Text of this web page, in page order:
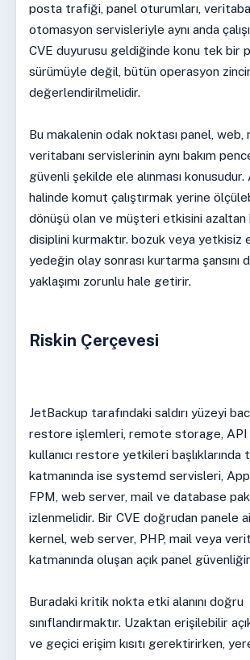
posta trafiği, panel oturumları,
otomasyon servisleriyle aynı anda
CVE duyurusu geldiğinde konu tek bir
sürümüyle değil, bütün operasyon
değerlendirilmelidir.
Bu makalenin odak noktası panel, web,
veritabanı servislerinin aynı bakım
güvenli şekilde ele alınması konusudur.
halinde komut çalıştırmak yerine
dönüşü olan ve müşteri etkisini azaltan
disiplini kurmaktır. bozuk veya yetkisiz
yedeğin olay sonrası kurtarma şansını
yaklaşımı zorunlu hale getirir.
Riskin Çerçevesi
JetBackup tarafındaki saldırı yüzeyi
restore işlemleri, remote storage, API
kullanıcı restore yetkileri başlıklarında
katmanında ise systemd servisleri,
FPM, web server, mail ve database
izlenmelidir. Bir CVE doğrudan panele
kernel, web server, PHP, mail veya
katmanında oluşan açık panel
Buradaki kritik nokta etki alanını doğru
sınıflandırmaktır. Uzaktan erişilebilir
ve geçici erişim kısıtı gerektirirken,